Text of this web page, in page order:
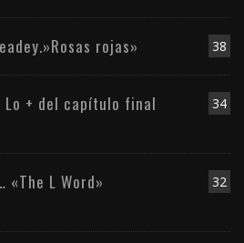
38
rojas»
34
Lo + del capítulo final
32
«The L Word»